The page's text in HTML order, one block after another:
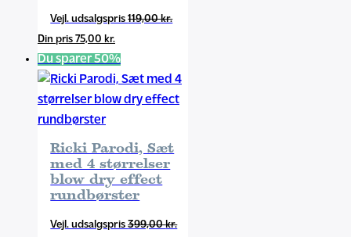
119,00kr.Den
var:
119,00 kr..
75,00 kr.Den
aktuelle
pris
er:
Du sparer 50%
Ricki Parodi, Sæt
med 4 størrelser
blow dry effect
rundbørster
399,00kr.Den